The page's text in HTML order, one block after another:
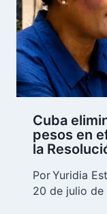
Cuba
pesos en
la
PorYuridia
20 de julio de